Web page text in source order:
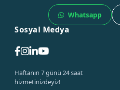
Whatsapp
Sosyal Medya
Haftanın 7 günü 24 saat
hizmetinizdeyiz!